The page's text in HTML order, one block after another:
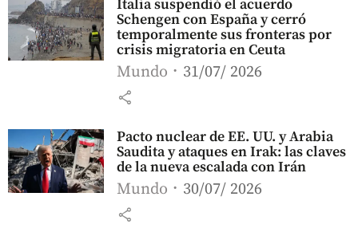
Italia suspendió el acuerdo
Schengen con España y cerró
temporalmente sus fronteras por
crisis migratoria en Ceuta
Mundo 31/07/ 2026
share
Pacto nuclear de EE. UU. y Arabia
Saudita y ataques en Irak: las claves
de la nueva escalada con Irán
Mundo 30/07/ 2026
share